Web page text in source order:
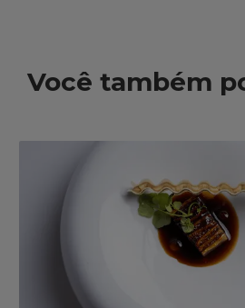
Você também